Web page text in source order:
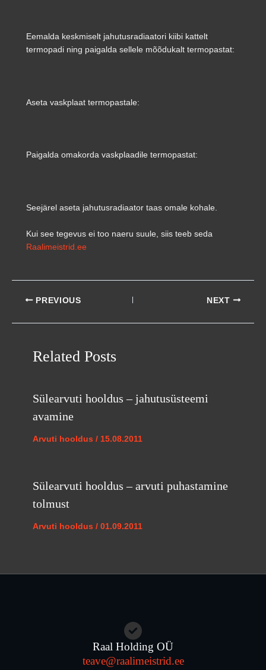
Eemalda keskmiselt jahutusradiaatori kiibi kattelt
termopadi ning paigalda sellele mõõdukalt termopastat:
Aseta vaskplaat termopastale:
Paigalda omakorda vaskplaadile termopastat:
Seejärel aseta jahutusradiaator taas omale kohale.
Kui see tegevus ei too naeru suule, siis teeb seda
Raalimeistrid.ee
PREVIOUS NEXT
Related Posts
Sülearvuti hooldus – jahutusüsteemi
avamine
Arvuti hooldus / 15.08.2011
Sülearvuti hooldus – arvuti puhastamine
tolmust
Arvuti hooldus / 01.09.2011
Raal Holding OÜ
teave@raalimeistrid.ee